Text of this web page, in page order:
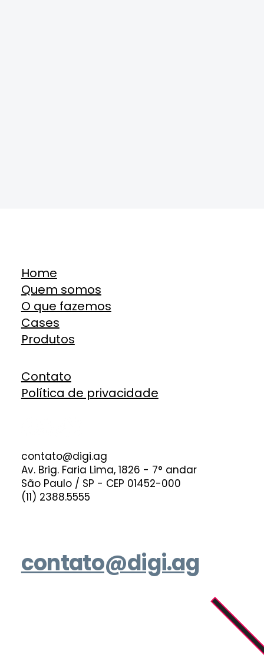
contato@digi.ag
Home
Quem somos
O que fazemos
Cases
Produtos
Contato
Política de privacidade
contato@digi.ag
Av. Brig. Faria Lima, 1826 - 7° andar
São Paulo / SP - CEP 01452-000
(11) 2388.5555